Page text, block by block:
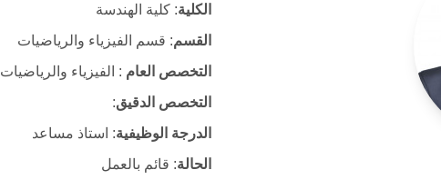
الكلية: كلية الهندسة
القسم: قسم الفيزياء والرياضيات
التخصص العام : الفيزياء والرياضيات
التخصص الدقيق:
الدرجة الوظيفية: استاذ مساعد
الحالة: قائم بالعمل